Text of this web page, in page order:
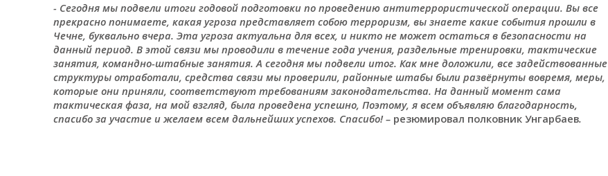
- Сегодня мы подвели итоги годовой подготовки по проведению антитеррористической операции. Вы все
прекрасно понимаете, какая угроза представляет собою терроризм, вы знаете какие события прошли в
Чечне, буквально вчера. Эта угроза актуальна для всех, и никто не может остаться в безопасности на
данный период. В этой связи мы проводили в течение года учения, раздельные тренировки, тактические
занятия, командно-штабные занятия. А сегодня мы подвели итог. Как мне доложили, все задействованные
структуры отработали, средства связи мы проверили, районные штабы были развёрнуты вовремя, меры,
которые они приняли, соответствуют требованиям законодательства. На данный момент сама
тактическая фаза, на мой взгляд, была проведена успешно, Поэтому, я всем объявляю благодарность,
спасибо за участие и желаем всем дальнейших успехов. Спасибо! – резюмировал полковник Унгарбаев.